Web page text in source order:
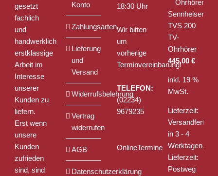
gesetzt
fachlich
und
handwerklich
erstklassige
Arbeit im
Interesse
unserer
Kunden zu
liefern.
Erst wenn
unsere
Kunden
zufrieden
sind, sind
Konto
Zahlungsarten
Lieferung
und
Versand
Widerrufsbelehrung
Vertrag
widerrufen
AGB
Datenschutzerklärung
18:30 Uhr
Wir bitten
um
vorherige
Terminvereinbarung!
TELEFON:
(02234)
9679235
OnlineTermine
Sennheiser
TVS 200
TV-
Ohrhörer
445,00 €
inkl. 19 %
MwSt.
Lieferzeit:
Versandfertig
in 3 - 4
Werktagen,
Lieferzeit:
Postweg